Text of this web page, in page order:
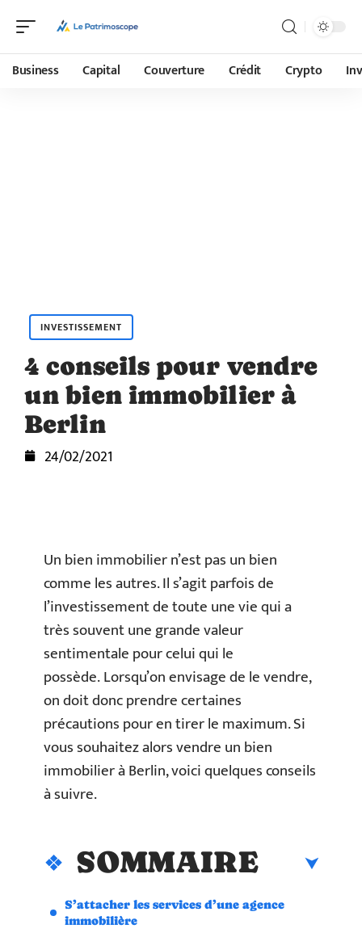
Business Capital Couverture Crédit Crypto
INVESTISSEMENT
4 conseils pour vendre
un bien immobilier à
Berlin
24/02/2021
Un bien immobilier n’est pas un bien
comme les autres. Il s’agit parfois de
l’investissement de toute une vie qui a
très souvent une grande valeur
sentimentale pour celui qui le
possède. Lorsqu’on envisage de le vendre,
on doit donc prendre certaines
précautions pour en tirer le maximum. Si
vous souhaitez alors vendre un bien
immobilier à Berlin, voici quelques conseils
à suivre.
SOMMAIRE
S’attacher les services d’une agence
immobilière